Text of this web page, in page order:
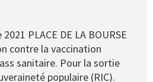
PLACE DE LA BOURSE
contre la vaccination
sanitaire. Pour la sortie
populaire (RIC).